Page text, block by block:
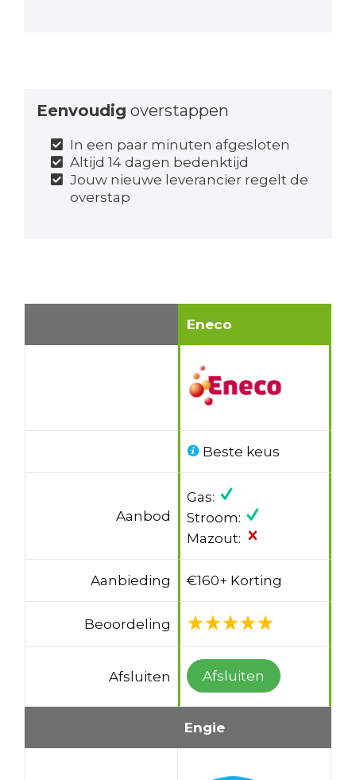
Eenvoudig overstappen
In een paar minuten afgesloten
Altijd 14 dagen bedenktijd
Jouw nieuwe leverancier regelt de
overstap
Eneco
Beste keus
Aanbod
Gas:
Stroom:
Mazout:
Aanbieding €160+ Korting
Beoordeling
Afsluiten Afsluiten
Engie